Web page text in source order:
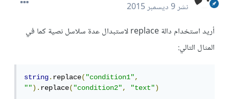
نشر9 ديسمبر 2015
أريد استخدام دالة replace لاستبدال عدة سلاسل نصية كما في
المثال التالي:
string.replace("condition1",
"").replace("condition2", "text")